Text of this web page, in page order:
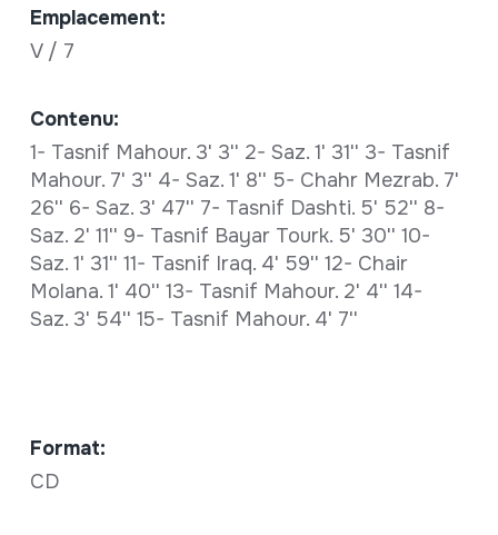
Emplacement:
V / 7
Contenu:
1- Tasnif Mahour. 3' 3'' 2- Saz. 1' 31'' 3- Tasnif
Mahour. 7' 3'' 4- Saz. 1' 8'' 5- Chahr Mezrab. 7'
26'' 6- Saz. 3' 47'' 7- Tasnif Dashti. 5' 52'' 8-
Saz. 2' 11'' 9- Tasnif Bayar Tourk. 5' 30'' 10-
Saz. 1' 31'' 11- Tasnif Iraq. 4' 59'' 12- Chair
Molana. 1' 40'' 13- Tasnif Mahour. 2' 4'' 14-
Saz. 3' 54'' 15- Tasnif Mahour. 4' 7''
Format:
CD